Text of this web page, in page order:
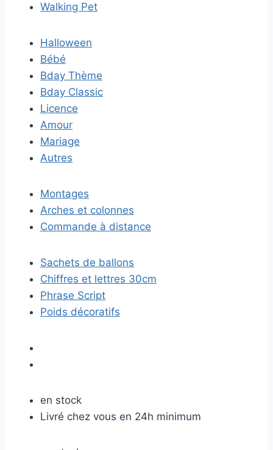
Walking Pet
Halloween
Bébé
Bday Thème
Bday Classic
Licence
Amour
Mariage
Autres
Montages
Arches et colonnes
Commande à distance
Sachets de ballons
Chiffres et lettres 30cm
Phrase Script
Poids décoratifs
en stock
Livré chez vous en 24h minimum